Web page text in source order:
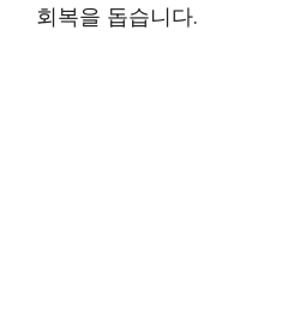
회복을 돕습니다.